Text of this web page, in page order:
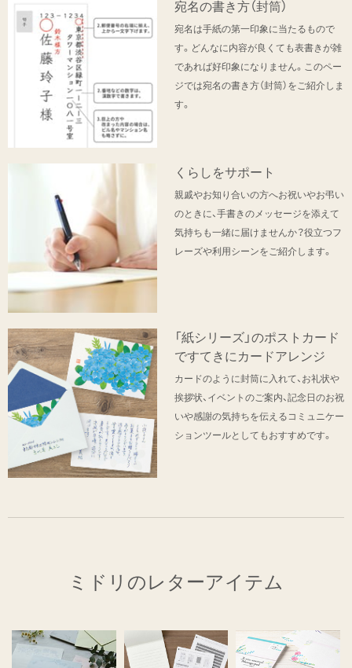
宛名の書き方（封筒）
宛名は手紙の第一印象に当たるもので
す。どんなに内容が良くても表書きが雑
であれば好印象になりません。このペー
ジでは宛名の書き方（封筒）をご紹介しま
す。
くらしをサポート
親戚やお知り合いの方へお祝いやお弔い
のときに、手書きのメッセージを添えて
気持ちも一緒に届けませんか？役立つフ
レーズや利用シーンをご紹介します。
「紙シリーズ」のポストカード
ですてきにカードアレンジ
カードのように封筒に入れて、お礼状や
挨拶状、イベントのご案内、記念日のお祝
いや感謝の気持ちを伝えるコミュニケー
ションツールとしてもおすすめです。
ミドリのレターアイテム